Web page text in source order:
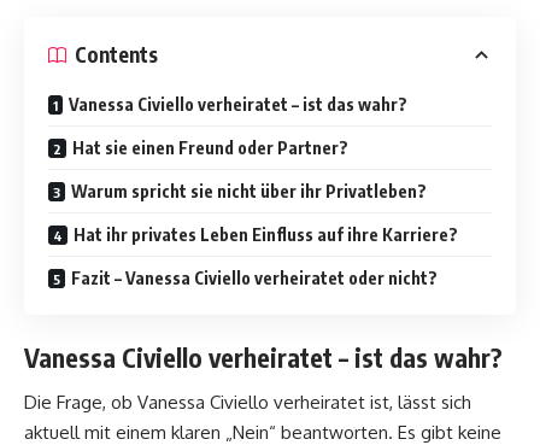
Contents
Vanessa Civiello verheiratet – ist das wahr?
Hat sie einen Freund oder Partner?
Warum spricht sie nicht über ihr Privatleben?
Hat ihr privates Leben Einfluss auf ihre Karriere?
Fazit – Vanessa Civiello verheiratet oder nicht?
Vanessa Civiello verheiratet – ist das wahr?
Die Frage, ob Vanessa Civiello verheiratet ist, lässt sich
aktuell mit einem klaren „Nein“ beantworten. Es gibt keine